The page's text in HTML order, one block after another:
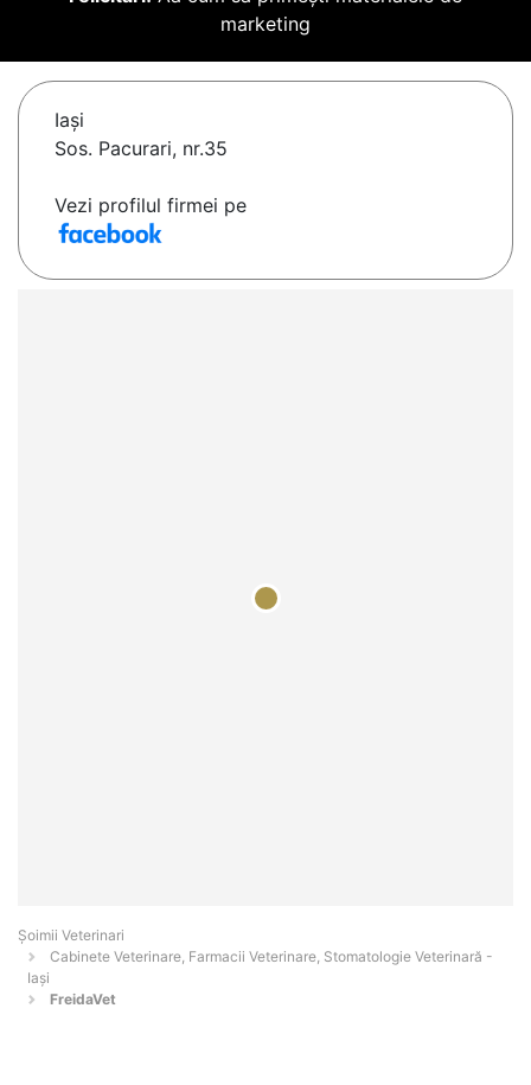
marketing
Iaşi
Sos. Pacurari, nr.35
Vezi profilul firmei pe
Șoimii Veterinari
Cabinete Veterinare, Farmacii Veterinare, Stomatologie Veterinară -
Iaşi
FreidaVet